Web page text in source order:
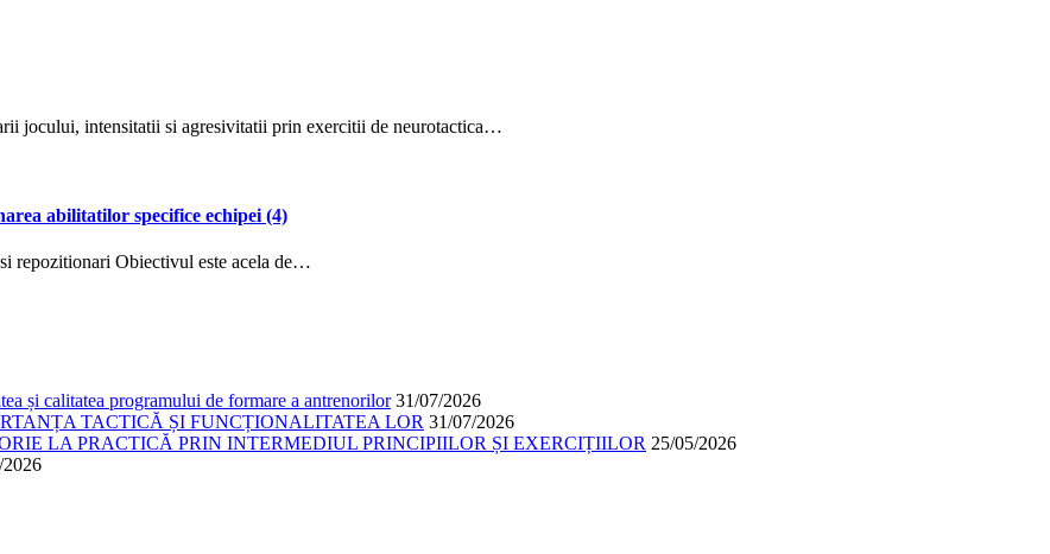
jocului, intensitatii si agresivitatii prin exercitii de neurotactica…
abilitatilor specifice echipei (4)
repozitionari Obiectivul este acela de…
și calitatea programului de formare a antrenorilor 31/07/2026
TACTICĂ ȘI FUNCȚIONALITATEA LOR 31/07/2026
LA PRACTICĂ PRIN INTERMEDIUL PRINCIPIILOR ȘI EXERCIȚIILOR 25/05/2026